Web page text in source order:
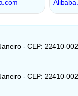
- CEP: 22410-002
- CEP: 22410-002